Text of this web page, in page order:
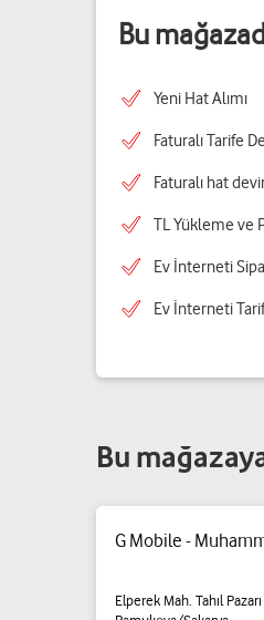
Bu
Yeni Hat Alımı
Faturalı Tarife
Faturalı hat
TL Yükleme ve
Ev İnterneti
Ev İnterneti
Bu
G Mobile -
Elperek Mah. Tahıl